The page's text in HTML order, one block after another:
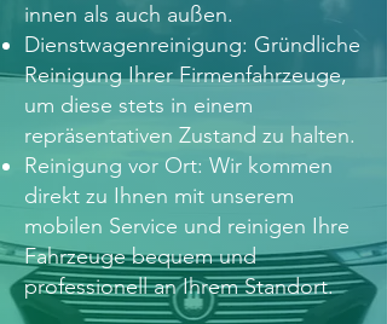
innen als auch außen.
Dienstwagenreinigung: Gründliche
Reinigung Ihrer Firmenfahrzeuge,
um diese stets in einem
repräsentativen Zustand zu halten.
Reinigung vor Ort: Wir kommen
direkt zu Ihnen mit unserem
mobilen Service und reinigen Ihre
Fahrzeuge bequem und
professionell an Ihrem Standort.